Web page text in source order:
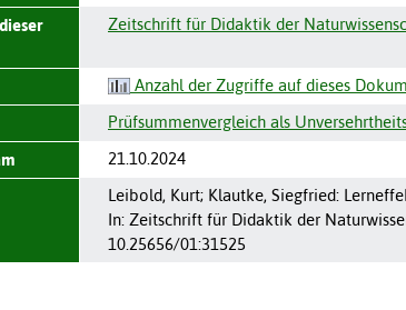
Zeitschrift für Didaktik der
Anzahl der Zugriffe auf dieses
Prüfsummenvergleich als
21.10.2024
Leibold, Kurt; Klautke, Siegfried:
In: Zeitschrift für Didaktik der
10.25656/01:31525